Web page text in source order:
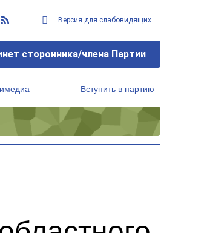
Версия для слабовидящих
сторонника/члена Партии
Вступить в партию